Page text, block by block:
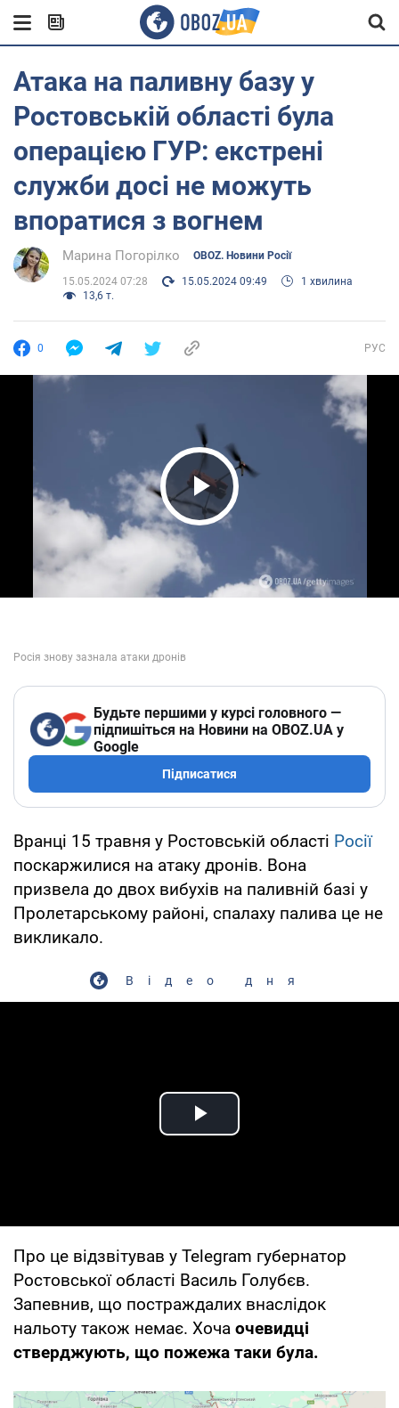
Атака на паливну базу у
Ростовській області була
операцією ГУР: екстрені
служби досі не можуть
впоратися з вогнем
Марина Погорілко OBOZ. Новини Росії
15.05.2024 07:28 15.05.2024 09:49
1 хвилина
13,6 т.
0 РУС
Play Video
Будьте першими у курсі головного —
підпишіться на Новини на OBOZ.UA у
Google
Підписатися
Вранці 15 травня у Ростовській області Росії
поскаржилися на атаку дронів. Вона
призвела до двох вибухів на паливній базі у
Пролетарському районі, спалаху палива це не
викликало.
Відео дня
Play Video
Про це відзвітував у Telegram губернатор
Ростовської області Василь Голубєв.
Запевнив, що постраждалих внаслідок
нальоту також немає. Хоча очевидці
стверджують, що пожежа таки була.